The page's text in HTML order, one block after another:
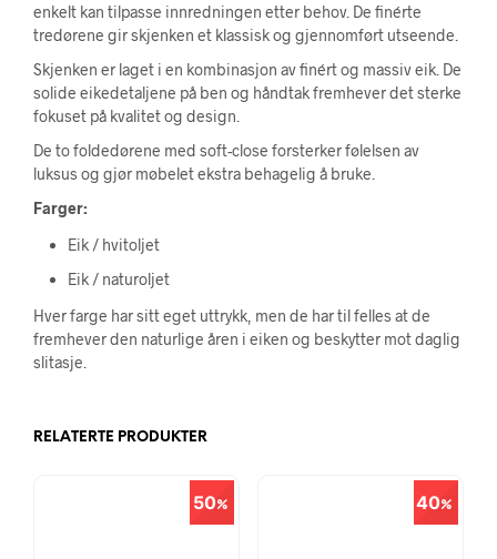
enkelt kan tilpasse innredningen etter behov. De finérte
tredørene gir skjenken et klassisk og gjennomført utseende.
Skjenken er laget i en kombinasjon av finért og massiv eik. De
solide eikedetaljene på ben og håndtak fremhever det sterke
fokuset på kvalitet og design.
De to foldedørene med soft-close forsterker følelsen av
luksus og gjør møbelet ekstra behagelig å bruke.
Farger:
Eik / hvitoljet
Eik / naturoljet
Hver farge har sitt eget uttrykk, men de har til felles at de
fremhever den naturlige åren i eiken og beskytter mot daglig
slitasje.
RELATERTE PRODUKTER
50 40